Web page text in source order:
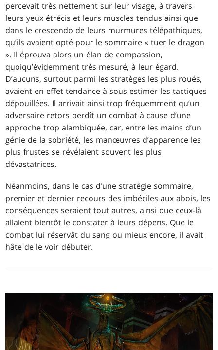
percevait très nettement sur leur visage, à travers
leurs yeux étrécis et leurs muscles tendus ainsi que
dans le crescendo de leurs murmures télépathiques,
qu’ils avaient opté pour le sommaire « tuer le dragon
». Il éprouva alors un élan de compassion,
quoiqu’évidemment très mesuré, à leur égard.
D’aucuns, surtout parmi les stratèges les plus roués,
avaient en effet tendance à sous-estimer les tactiques
dépouillées. Il arrivait ainsi trop fréquemment qu’un
adversaire retors perdît un combat à cause d’une
approche trop alambiquée, car, entre les mains d’un
génie de la sobriété, les manœuvres d’apparence les
plus frustes se révélaient souvent les plus
dévastatrices.
Néanmoins, dans le cas d’une stratégie sommaire,
premier et dernier recours des imbéciles aux abois, les
conséquences seraient tout autres, ainsi que ceux-là
allaient bientôt le constater à leurs dépens. Que le
combat lui réservât du sang ou mieux encore, il avait
hâte de le voir débuter.